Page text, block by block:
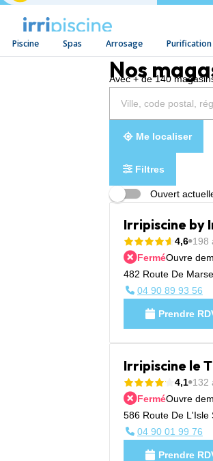
Aller au contenu
Piscine Spas Arrosage
Nos
Avec + de 140
Veuillez
renseigner
{{count}}
résultat(s)
Me localiser
Filtres
Ouvert
Irripiscine by
4,6 198
FerméOuvre
482 Route De
04 90 89 93 56
Prendre
Irripiscine le
4,1 132
FerméOuvre
586 Route De L'Isle
04 90 01 99 76
Prendre